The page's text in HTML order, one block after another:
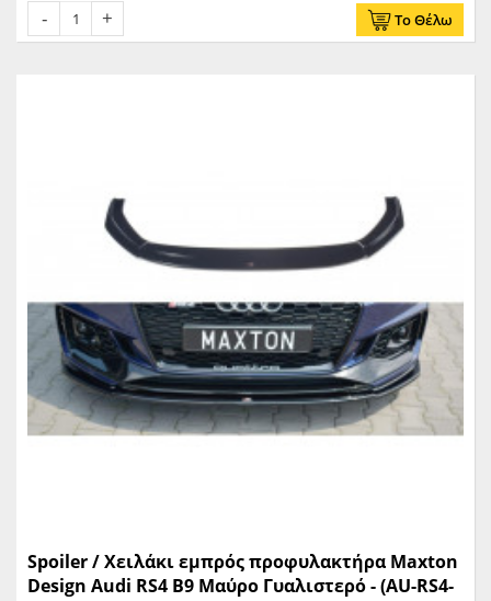
Το Θέλω
Spoiler / Χειλάκι εμπρός προφυλακτήρα Maxton
Design Audi RS4 B9 Μαύρο Γυαλιστερό - (AU-RS4-